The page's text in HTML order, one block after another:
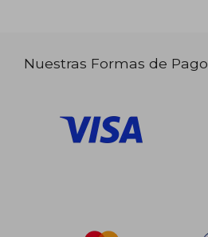
Nuestras Formas de Pago